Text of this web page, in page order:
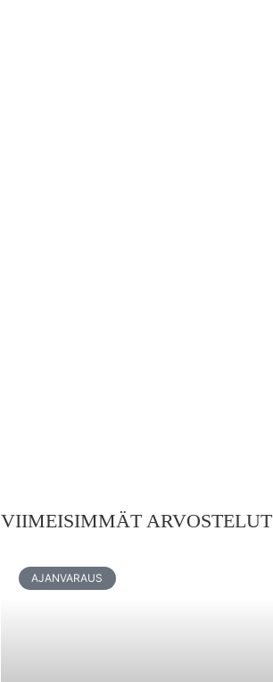
VIIMEISIMMÄT ARVOSTELUT
AJANVARAUS